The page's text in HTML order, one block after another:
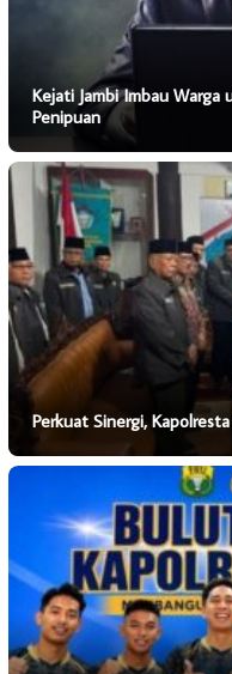
Kejati Jambi Imbau Warga
Penipuan
Perkuat Sinergi,